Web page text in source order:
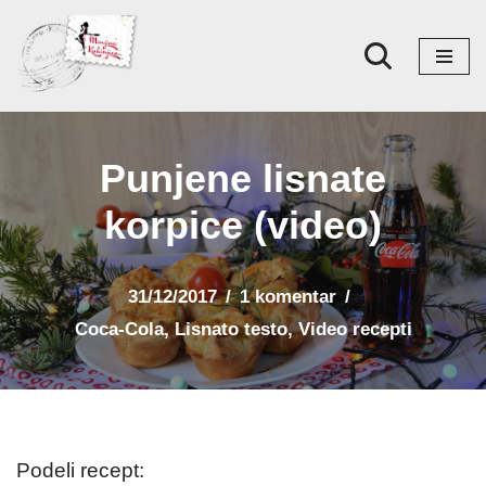
Skoči
na
Punjene lisnate
korpice (video)
31/12/2017
1 komentar
Coca-Cola,Lisnato testo,Video recepti
Podeli recept: